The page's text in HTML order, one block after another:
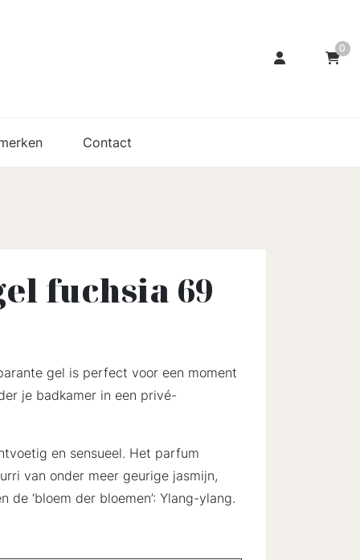
0
Contact
fuchsia 69
gel is perfect voor een moment
je badkamer in een privé-
en sensueel. Het parfum
van onder meer geurige jasmijn,
de ‘bloem der bloemen’: Ylang-ylang.